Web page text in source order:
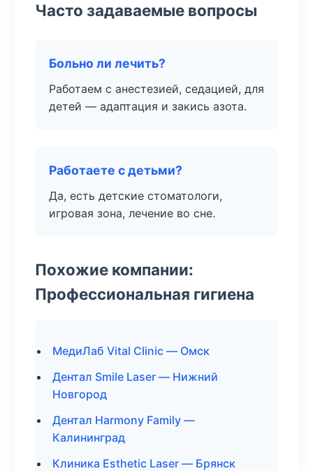
Часто задаваемые вопросы
Больно ли лечить?
Работаем с анестезией, седацией, для
детей — адаптация и закись азота.
Работаете с детьми?
Да, есть детские стоматологи,
игровая зона, лечение во сне.
Похожие компании:
Профессиональная гигиена
МедиЛаб Vital Clinic — Омск
Дентал Smile Laser — Нижний
Новгород
Дентал Harmony Family —
Калининград
Клиника Esthetic Laser — Брянск